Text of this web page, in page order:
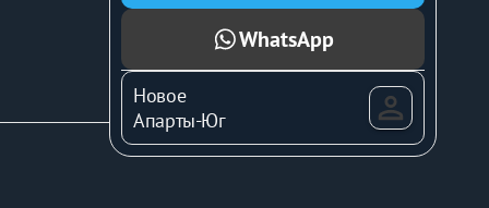
WhatsApp
Новое
Апарты-Юг